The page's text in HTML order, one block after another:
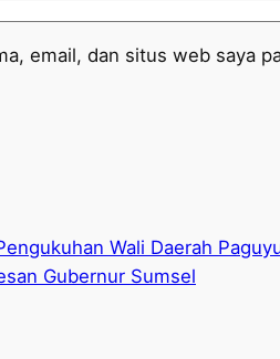
email, dan situs web saya
Wali Daerah
Gubernur Sumsel